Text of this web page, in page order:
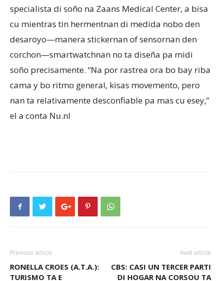
specialista di soño na Zaans Medical Center, a bisa
cu mientras tin hermentnan di medida nobo den
desaroyo—manera stickernan of sensornan den
corchon—smartwatchnan no ta diseña pa midi
soño precisamente. “Na por rastrea ora bo bay riba
cama y bo ritmo general, kisas movemento, pero
nan ta relativamente desconfiable pa mas cu esey,”
el a conta Nu.nl
Previous article
RONELLA CROES (A.T.A.):
TURISMO TA E
Next article
CBS: CASI UN TERCER PARTI
DI HOGAR NA CORSOU TA